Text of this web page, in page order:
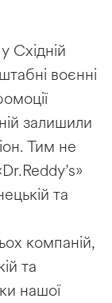
Східній
воєнні
залишили
Тим не
та
компаній,
та
нашої